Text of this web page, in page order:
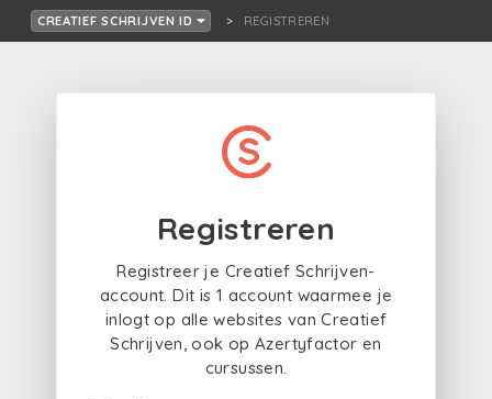
CREATIEF SCHRIJVEN ID REGISTREREN
Registreren
Registreer je Creatief Schrijven-
account. Dit is 1 account waarmee je
inlogt op alle websites van Creatief
Schrijven, ook op Azertyfactor en
cursussen.